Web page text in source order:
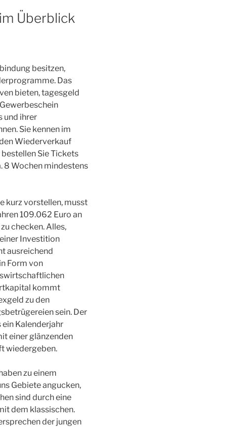
Überblick
besitzen,
Das
bieten, tagesgeld
und ihrer
Sie kennen im
Wiederverkauf
Sie Tickets
8 Wochen mindestens
kurz vorstellen, musst
109.062 Euro an
checken. Alles,
Investition
ausreichend
Form von
kommt
zu den
sein. Der
Kalenderjahr
einer glänzenden
wiedergeben.
zu einem
Gebiete angucken,
sind durch eine
dem klassischen.
der jungen